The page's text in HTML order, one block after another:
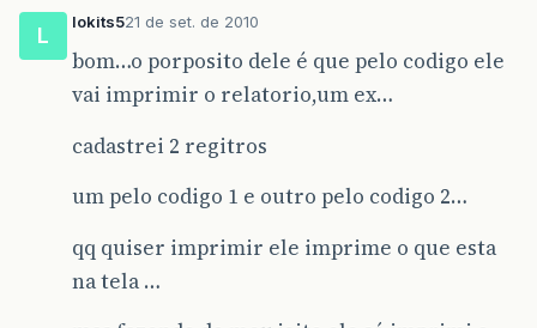
L
lokits521 de set. de 2010
bom…o porposito dele é que pelo codigo ele
vai imprimir o relatorio,um ex…
cadastrei 2 regitros
um pelo codigo 1 e outro pelo codigo 2…
qq quiser imprimir ele imprime o que esta
na tela …